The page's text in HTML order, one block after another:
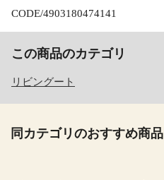
CODE/4903180474141
この商品のカテゴリ
リビングート
同カテゴリのおすすめ商品